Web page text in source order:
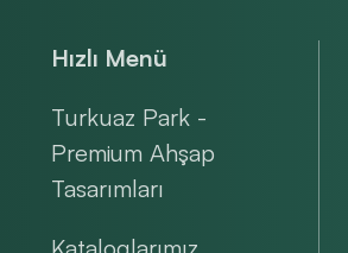
Hızlı Menü
Turkuaz Park -
Premium Ahşap
Tasarımları